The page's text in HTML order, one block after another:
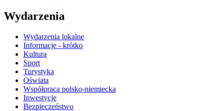
Wydarzenia
Wydarzenia lokalne
Informacje - krótko
Kultura
Sport
Turystyka
Oświata
Współpraca polsko-niemiecka
Inwestycje
Bezpieczeństwo